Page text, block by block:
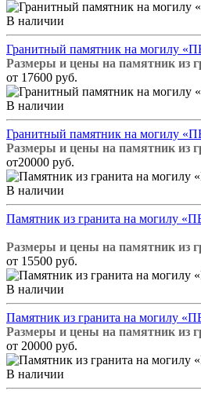
В наличии
Гранитный памятник на могилу
Размеры и цены на памятник из
от 17600 руб.
В наличии
Гранитный памятник на могилу
Размеры и цены на памятник из
от20000 руб.
В наличии
Памятник из гранита на могилу
Размеры и цены на памятник из
от 15500 руб.
В наличии
Памятник из гранита на могилу
Размеры и цены на памятник из
от 20000 руб.
В наличии